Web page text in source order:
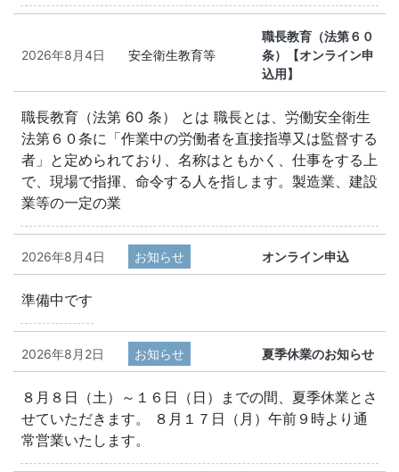
2026年8月4日 安全衛生教育等
職長教育（法第６０
条）【オンライン申
込用】
職長教育（法第 60 条） とは 職長とは、労働安全衛生
法第６０条に「作業中の労働者を直接指導又は監督する
者」と定められており、名称はともかく、仕事をする上
で、現場で指揮、命令する人を指します。製造業、建設
業等の一定の業
2026年8月4日 お知らせ オンライン申込
準備中です
2026年8月2日 お知らせ 夏季休業のお知らせ
８月８日（土）～１６日（日）までの間、夏季休業とさ
せていただきます。 ８月１７日（月）午前９時より通
常営業いたします。